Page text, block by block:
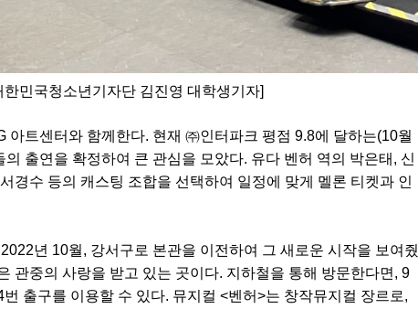
한민국청소년기자단 김진영 대학생기자]
아트센터와 함께한다. 현재 ㈜인터파크 평점 9.8에 달하는(10월
출연을 확정하여 큰 관심을 모았다. 유다 벤허 역의 박은태 , 신
서경수 등의 캐스팅 조합을 선택하여 일정에 맞게 멜론 티켓과 인
2022년 10월, 강서구로 본관을 이전하여 그 새로운 시작을 보여줬
관중의 사랑을 받고 있는 곳이다. 지하철을 통해 방문한다면 , 9
번 출구를 이용할 수 있다. 뮤지컬 <벤허>는 창작뮤지컬 장르로,